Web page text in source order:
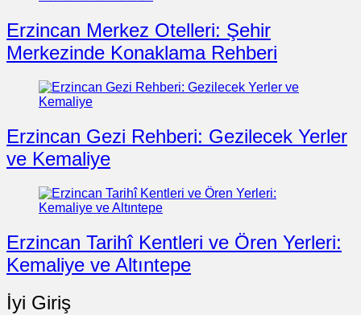
Erzincan Merkez Otelleri: Şehir
Merkezinde Konaklama Rehberi
Erzincan Gezi Rehberi: Gezilecek Yerler
ve Kemaliye
Erzincan Tarihî Kentleri ve Ören Yerleri:
Kemaliye ve Altıntepe
İyi Giriş